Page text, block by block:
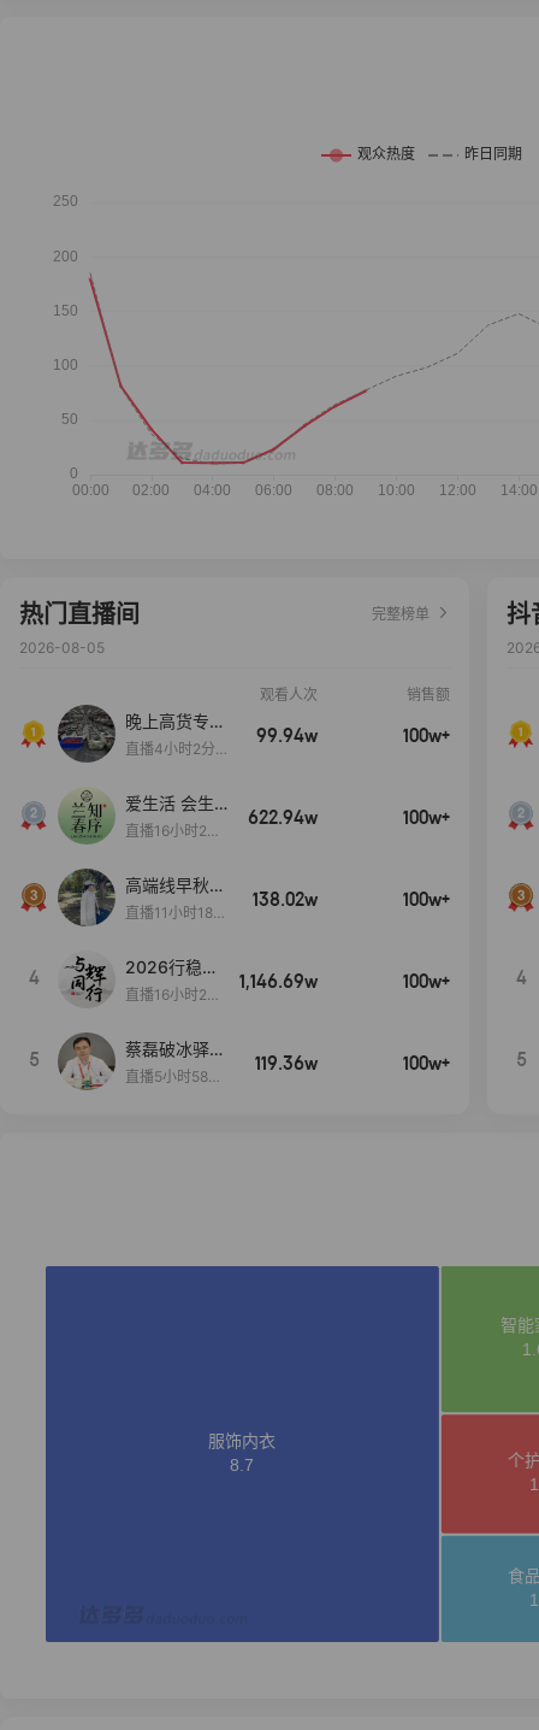
热门直播间
完整榜单
2026-08-05
观看人次 销售额
晚上高货专场
大放漏
直播4小时2分5
99.94w 100w+
爱生活 会生
活
直播16小时24
622.94w 100w+
高端线早秋现
货首发
直播11小时18分
138.02w 100w+
4
2026行稳致
远
直播16小时20
1,146.69w 100w+
5
蔡磊破冰驿站
直播间好物分
直播5小时58分
119.36w 100w+
抖
4
5